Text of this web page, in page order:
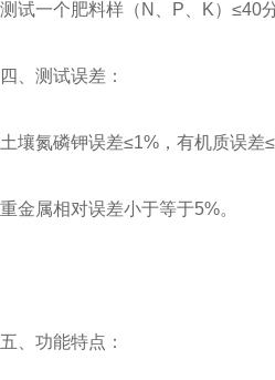
测试一个肥料样（N、P、K）≤40
四、测试误差：
土壤氮磷钾误差≤1%，有机质误差
重金属相对误差小于等于5%。
五、功能特点：